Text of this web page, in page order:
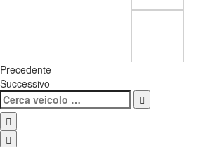
Precedente
Successivo